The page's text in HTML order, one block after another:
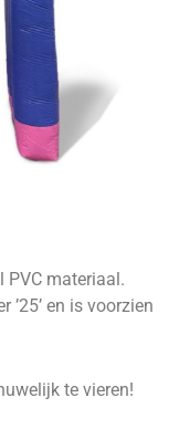
PVC materiaal.
’25’ en is voorzien
te vieren!